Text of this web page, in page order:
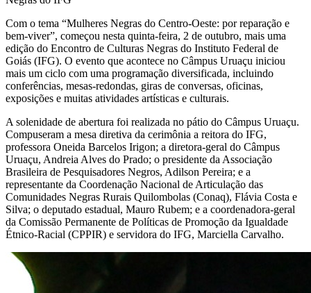
Com o tema “Mulheres Negras do Centro-Oeste: por reparação e
bem-viver”, começou nesta quinta-feira, 2 de outubro, mais uma
edição do Encontro de Culturas Negras do Instituto Federal de
Goiás (IFG). O evento que acontece no Câmpus Uruaçu iniciou
mais um ciclo com uma programação diversificada, incluindo
conferências, mesas-redondas, giras de conversas, oficinas,
exposições e muitas atividades artísticas e culturais.
A solenidade de abertura foi realizada no pátio do Câmpus Uruaçu.
Compuseram a mesa diretiva da cerimônia a reitora do IFG,
professora Oneida Barcelos Irigon; a diretora-geral do Câmpus
Uruaçu, Andreia Alves do Prado; o presidente da Associação
Brasileira de Pesquisadores Negros, Adilson Pereira; e a
representante da Coordenação Nacional de Articulação das
Comunidades Negras Rurais Quilombolas (Conaq), Flávia Costa e
Silva; o deputado estadual, Mauro Rubem; e a coordenadora-geral
da Comissão Permanente de Políticas de Promoção da Igualdade
Étnico-Racial (CPPIR) e servidora do IFG, Marciella Carvalho.